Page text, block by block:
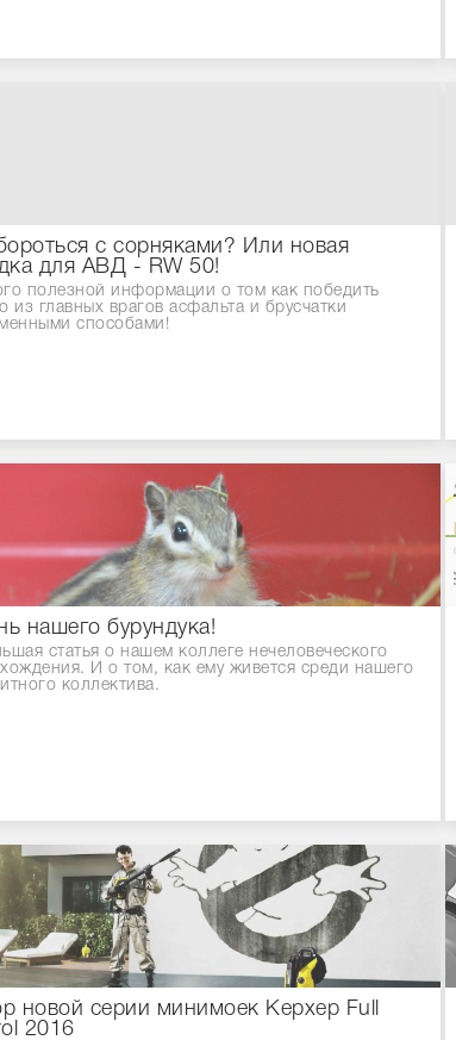
с сорняками? Или новая
для АВД - RW 50!
полезной информации о том как победить
из главных врагов асфальта и брусчатки
способами!
нашего бурундука!
статья о нашем коллеге нечеловеческого
И о том, как ему живется среди нашего
коллектива.
новой серии минимоек Керхер Full
2016